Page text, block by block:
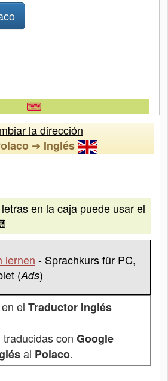
⌨
la dirección
➔ Inglés
en la caja puede usar el
lernen - Sprachkurs für PC,
(Ads)
el Traductor Inglés
con Google
al Polaco.